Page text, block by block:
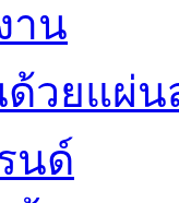
าน
ด้วยแผ่
นด์